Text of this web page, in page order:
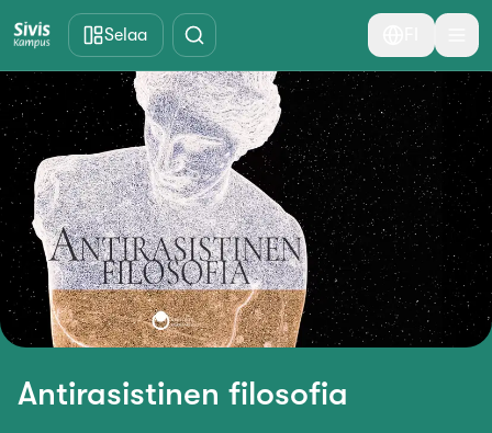
Siirry pääsisältöön
Selaa
Antirasistinen filosofia